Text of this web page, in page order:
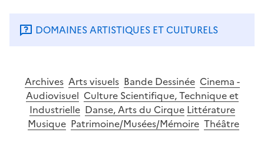
DOMAINES ARTISTIQUES ET CULTURELS
Archives Arts visuels Bande Dessinée Cinema -
Audiovisuel Culture Scientifique, Technique et
Industrielle Danse, Arts du Cirque Littérature
Musique Patrimoine/Musées/Mémoire Théâtre